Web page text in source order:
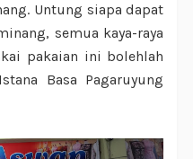
Untung siapa dapat
semua kaya-raya
pakaian ini bolehlah
Basa Pagaruyung